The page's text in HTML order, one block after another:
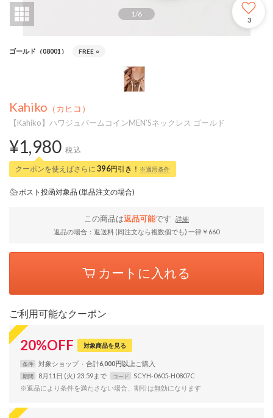
1/6
3
ゴールド（08001） FREE ○
Kahiko （カヒコ）
【Kahiko】ハワジュパームコインMEN'Sネックレス ゴールド
¥1,980 税込
クーポンを使えばさらに 396円引き！ ※適用条件
ポスト投函対象品 (単品注文の場合)
この商品は返品可能です
詳細
返品の場合：返送料 (同注文なら複数個でも) 一律￥660
カートに入れる
ご利用可能なクーポン
20%OFF 対象商品を見る
条件 対象ショップ 合計6,000円以上
期間 8月11日 (火) 23:59まで コード
SCYH-0605-H0807C
※返品により条件を満たさない場合、割引は無効になります